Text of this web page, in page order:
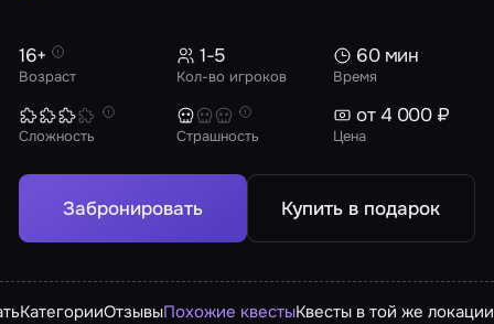
Возраст
16+
Кол-во игроков
1-5
Время
60 мин
Сложность Страшность Цена
от 4 000 ₽
Забронировать Купить в подарок
КатегорииОтзывыПохожие квестыКвесты в той же локации